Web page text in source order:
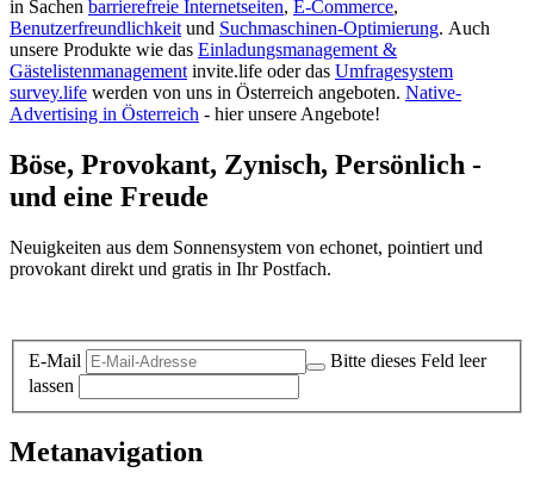
in Sachen barrierefreie Internetseiten, E-Commerce,
Benutzerfreundlichkeit und Suchmaschinen-Optimierung. Auch
unsere Produkte wie das Einladungsmanagement &
Gästelistenmanagement invite.life oder das Umfragesystem
survey.life werden von uns in Österreich angeboten. Native-
Advertising in Österreich - hier unsere Angebote!
Böse, Provokant, Zynisch, Persönlich -
und eine Freude
Neuigkeiten aus dem Sonnensystem von echonet, pointiert und
provokant direkt und gratis in Ihr Postfach.
E-Mail
Bitte dieses Feld leer
lassen
Metanavigation